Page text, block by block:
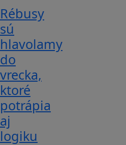
Rébusy
sú
hlavolamy
do
vrecka,
ktoré
potrápia
aj
logiku